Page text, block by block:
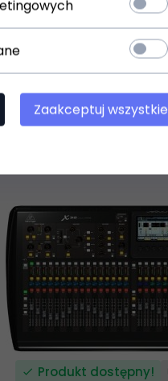
Produkt dostępny!
Zaakceptuj wszystkie